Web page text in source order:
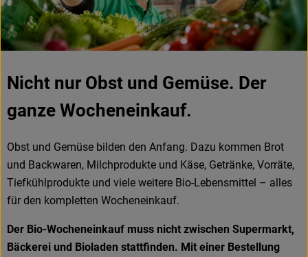
Nicht nur Obst und Gemüse. Der
ganze Wocheneinkauf.
Obst und Gemüse bilden den Anfang. Dazu kommen Brot
und Backwaren, Milchprodukte und Käse, Getränke, Vorräte,
Tiefkühlprodukte und viele weitere Bio-Lebensmittel – alles
für den kompletten Wocheneinkauf.
Der Bio-Wocheneinkauf muss nicht zwischen Supermarkt,
Bäckerei und Bioladen stattfinden. Mit einer Bestellung